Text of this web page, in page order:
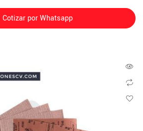
Cotizar por Whatsapp